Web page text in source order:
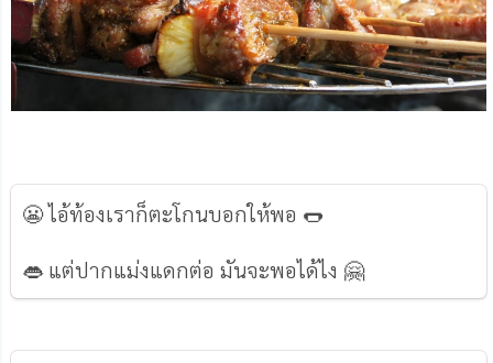
😬 ไอ้ท้องเราก็ตะโกนบอกให้พอ 🌭
👄 แต่ปากแม่งแดกต่อ มันจะพอได้ไง 🤗